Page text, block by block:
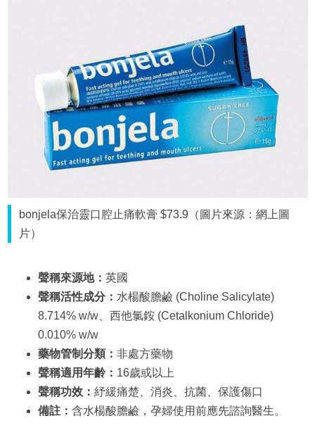
bonjela保治靈口腔止痛軟膏 $73.9（圖片來源：網上圖
片）
聲稱來源地： 英國
聲稱活性成分： 水楊酸膽鹼 (Choline Salicylate)
8.714% w/w、西他氯銨 (Cetalkonium Chloride)
0.010% w/w
藥物管制分類： 非處方藥物
聲稱適用年齡： 16歲或以上
聲稱功效： 紓緩痛楚、消炎、抗菌、保護傷口
備註： 含水楊酸膽鹼，孕婦使用前應先諮詢醫生。